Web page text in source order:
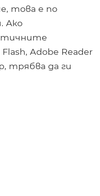
това е по
Ако
Adobe Reader
трябва да ги